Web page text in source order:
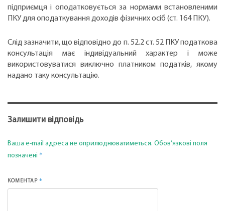
підприємця і оподатковується за нормами встановленими
ПКУ для оподаткування доходів фізичних осіб (ст. 164 ПКУ).
Слід зазначити, що відповідно до п. 52.2 ст. 52 ПКУ податкова
консультація має індивідуальний характер і може
використовуватися виключно платником податків, якому
надано таку консультацію.
Залишити відповідь
Ваша e-mail адреса не оприлюднюватиметься. Обов’язкові поля
позначені *
КОМЕНТАР *